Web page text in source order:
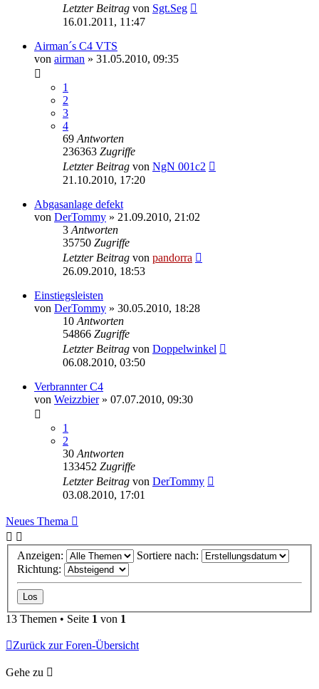
Letzter Beitrag von Sgt.Seg
16.01.2011, 11:47
Airman´s C4 VTS
von airman » 31.05.2010, 09:35
1
2
3
4
69 Antworten
236363 Zugriffe
Letzter Beitrag von NgN 001c2
21.10.2010, 17:20
Abgasanlage defekt
von DerTommy » 21.09.2010, 21:02
3 Antworten
35750 Zugriffe
Letzter Beitrag von pandorra
26.09.2010, 18:53
Einstiegsleisten
von DerTommy » 30.05.2010, 18:28
10 Antworten
54866 Zugriffe
Letzter Beitrag von Doppelwinkel
06.08.2010, 03:50
Verbrannter C4
von Weizzbier» 07.07.2010, 09:30
1
2
30 Antworten
133452 Zugriffe
Letzter Beitrag von DerTommy
03.08.2010, 17:01
Neues Thema
Anzeigen:
Sortiere nach:
Richtung:
13 Themen • Seite 1 von 1
Zurück zur Foren-Übersicht
Gehe zu